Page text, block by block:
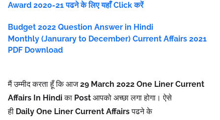
Award 2020-21 पढने के लिए यहाँ Click करें
Budget 2022 Question Answer in Hindi
Monthly (Janurary to December) Current Affairs 2021
PDF Download
मैं उम्मीद करता हूँ कि आज 29 March 2022 One Liner Current
Affairs In Hindi का Post आपको अच्छा लगा होगा। ऐसे
ही Daily One Liner Current Affairs पढने के